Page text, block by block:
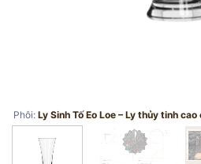
Phôi: Ly Sinh Tố Eo Loe – Ly thủy tinh